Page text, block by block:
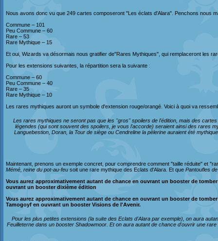
Nous avons donc vu que 249 cartes composeront "Les éclats d'Alara". Penchons nous
Commune – 101
Peu Commune – 60
Rare – 53
Rare Mythique – 15
Et oui, Wizards va désormais nous gratifier de"Rares Mythiques", qui remplaceront les
Pour les extensions suivantes, la répartition sera la suivante :
Commune – 60
Peu Commune – 40
Rare – 35
Rare Mythique – 10
Les rares mythiques auront un symbole d'extension rouge/orangé. Voici à quoi va
Les rares mythiques ne seront pas que les "gros" spoilers de l'édition, mais des
légendes (qui sont souvent des spoilers, je vous l'accorde) seraient ainsi des rares
Languebestion, Doran, la Tour de siège ou Cendreline la pèlerine auraient été
Maintenant, prenons un exemple concret, pour comprendre comment "taille réduite" et
Mémé, reine du pot-au-feu soit une rare mythique des Eclats d'Alara. Et que Pantoufles
Vous aurez approximativement autant de chance en ouvrant un booster de
ouvrant un booster dixième édition
Vous aurez approximativement autant de chance en ouvrant un booster de
Tamogoyf en ouvrant un booster Visions de l'Avenir.
Pour les plus petites extensions (la suite des Eclats d'Alara par exemple), on aura
Feuilleterne dans un booster Shadowmoor. Et on aura autant de chance d'ouvrir une